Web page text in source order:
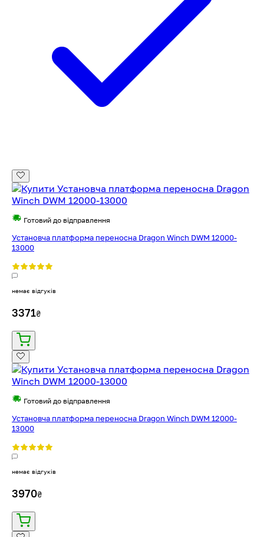
Готовий до відправлення
Установча платформа переносна Dragon Winch DWM 12000-
13000
немає відгуків
3371₴
Готовий до відправлення
Установча платформа переносна Dragon Winch DWM 12000-
13000
немає відгуків
3970₴